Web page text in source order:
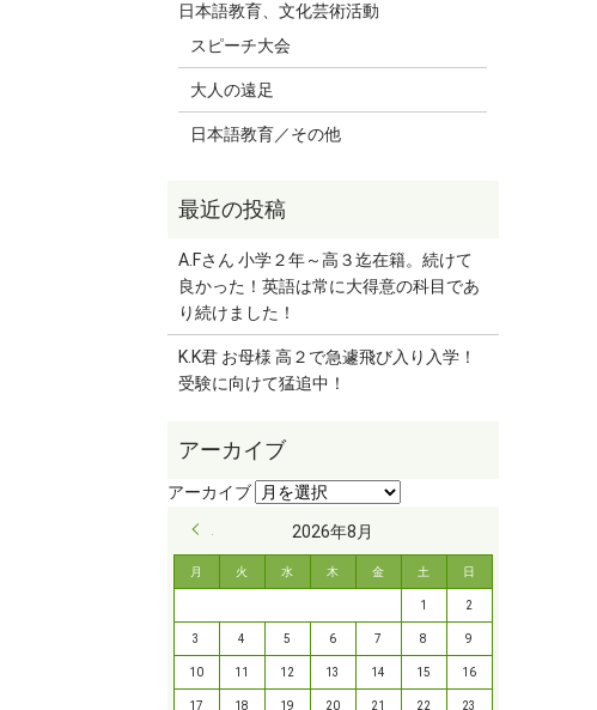
日本語教育、文化芸術活動
スピーチ大会
大人の遠足
日本語教育／その他
A.Fさん 小学２年～高３迄在籍。続けて
良かった！英語は常に大得意の科目であ
り続けました！
K.K君 お母様 高２で急遽飛び入り入学！
受験に向けて猛追中！
2026年8月
月 火 水 木 金 土 日
1 2
3 4 5 6 7 8 9
10 11 12 13 14 15 16
17 18 19 20 21 22 23